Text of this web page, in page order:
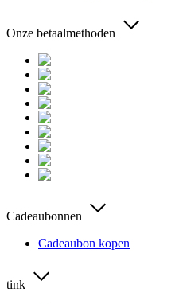
Onze betaalmethoden
Cadeaubonnen
Cadeaubon kopen
tink